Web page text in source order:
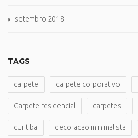
setembro 2018
TAGS
carpete carpete corporativo
Carpete residencial carpetes
curitiba decoracao minimalista